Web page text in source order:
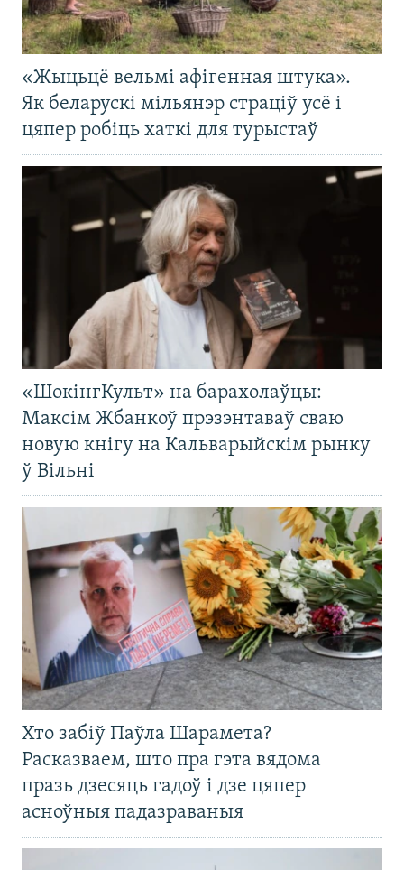
«Жыцьцё вельмі афігенная штука».
Як беларускі мільянэр страціў усё і
цяпер робіць хаткі для турыстаў
«ШокінгКульт» на барахолаўцы:
Максім Жбанкоў прэзэнтаваў сваю
новую кнігу на Кальварыйскім рынку
ў Вільні
Хто забіў Паўла Шарамета?
Расказваем, што пра гэта вядома
празь дзесяць гадоў і дзе цяпер
асноўныя падазраваныя